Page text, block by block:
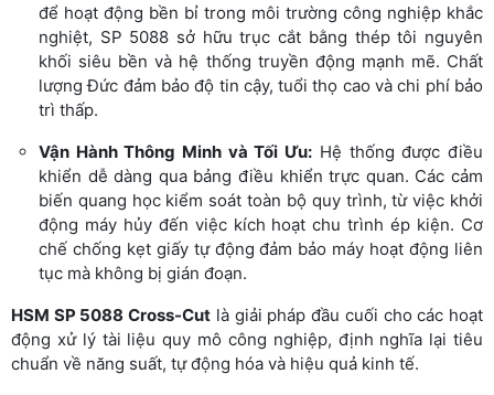
để hoạt động bền bỉ trong môi trường công nghiệp khắc
nghiệt, SP 5088 sở hữu trục cắt bằng thép tôi nguyên
khối siêu bền và hệ thống truyền động mạnh mẽ. Chất
lượng Đức đảm bảo độ tin cậy, tuổi thọ cao và chi phí bảo
trì thấp.
Vận Hành Thông Minh và Tối Ưu: Hệ thống được điều
khiển dễ dàng qua bảng điều khiển trực quan. Các cảm
biến quang học kiểm soát toàn bộ quy trình, từ việc khởi
động máy hủy đến việc kích hoạt chu trình ép kiện. Cơ
chế chống kẹt giấy tự động đảm bảo máy hoạt động liên
tục mà không bị gián đoạn.
HSM SP 5088 Cross-Cut là giải pháp đầu cuối cho các hoạt
động xử lý tài liệu quy mô công nghiệp, định nghĩa lại tiêu
chuẩn về năng suất, tự động hóa và hiệu quả kinh tế.